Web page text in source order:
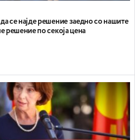
се најде решение заедно со нашите
решение по секоја цена